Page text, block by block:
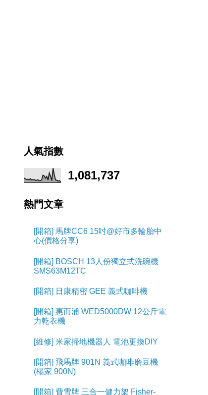
人氣指數
1,081,737
熱門文章
[開箱] 馬牌CC6 15吋@好市多輪胎中
心(價格分享)
[開箱] BOSCH 13人份獨立式洗碗機
SMS63M12TC
[開箱] 日康精密 GEE 義式咖啡機
[開箱] 惠而浦 WED5000DW 12公斤電
力乾衣機
[維修] 米家掃地機器人 電池更換DIY
[開箱] 飛馬牌 901N 義式咖啡磨豆機
(楊家 900N)
[開箱] 費雪牌 三合一健力架 Fisher-